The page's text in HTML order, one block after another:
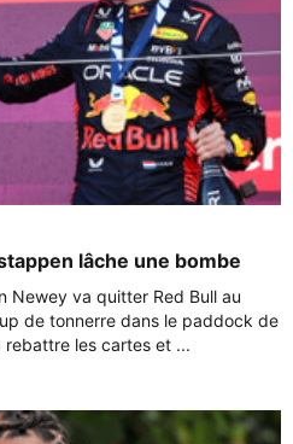
lâche une bombe
Newey va quitter Red Bull au
de tonnerre dans le paddock de
rebattre les cartes et ...